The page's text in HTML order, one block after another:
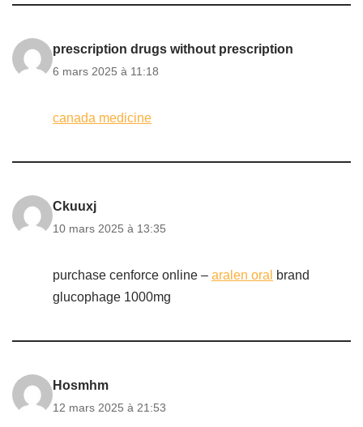
prescription drugs without prescription
6 mars 2025 à 11:18
canada medicine
Ckuuxj
10 mars 2025 à 13:35
purchase cenforce online – aralen oral
brand
glucophage 1000mg
Hosmhm
12 mars 2025 à 21:53